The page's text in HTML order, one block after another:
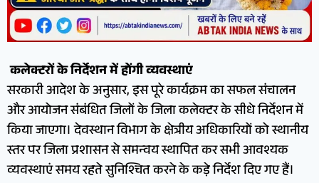
​कलेक्टरों के निर्देशन में होंगी व्यवस्थाएं
सरकारी आदेश के अनुसार, इस पूरे कार्यक्रम का सफल संचालन
और आयोजन संबंधित जिलों के जिला कलेक्टर के सीधे निर्देशन में
किया जाएगा। देवस्थान विभाग के क्षेत्रीय अधिकारियों को स्थानीय
स्तर पर जिला प्रशासन से समन्वय स्थापित कर सभी आवश्यक
व्यवस्थाएं समय रहते सुनिश्चित करने के कड़े निर्देश दिए गए हैं।